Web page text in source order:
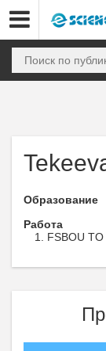
Образование
Работа
FSBOU TO